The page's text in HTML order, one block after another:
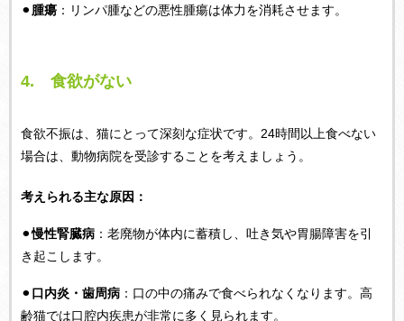
⚫︎ 腫瘍 ：リンパ腫などの悪性腫瘍は体力を消耗させます。
4. 食欲がない
食欲不振は、猫にとって深刻な症状です。24時間以上食べない
場合は、動物病院を受診することを考えましょう。
考えられる主な原因：
⚫︎慢性腎臓病 ：老廃物が体内に蓄積し、吐き気や胃腸障害を引
き起こします。
⚫︎ 口内炎・歯周病 ：口の中の痛みで食べられなくなります。高
齢猫では口腔内疾患が非常に多く見られます。